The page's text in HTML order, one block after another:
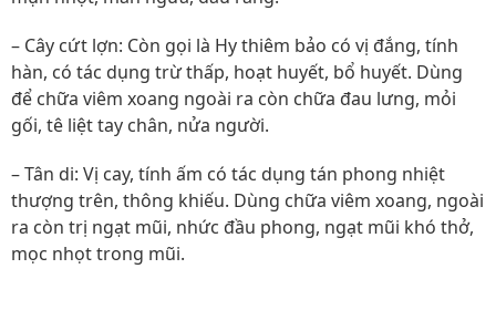
– Cây cứt lợn: Còn gọi là Hy thiêm bảo có vị đắng, tính
hàn, có tác dụng trừ thấp, hoạt huyết, bổ huyết. Dùng
để chữa viêm xoang ngoài ra còn chữa đau lưng, mỏi
gối, tê liệt tay chân, nửa người.
– Tân di: Vị cay, tính ấm có tác dụng tán phong nhiệt
thượng trên, thông khiếu. Dùng chữa viêm xoang, ngoài
ra còn trị ngạt mũi, nhức đầu phong, ngạt mũi khó thở,
mọc nhọt trong mũi.